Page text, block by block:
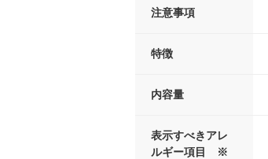
注意事項
特徴
内容量
表示すべきアレ
ルギー項目 ※